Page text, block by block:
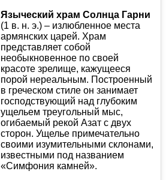
Языческий храм Солнца Гарни
(1 в. н. э.) – излюбленное места
армянских царей. Храм
представляет собой
необыкновенное по своей
красоте зрелище, кажущееся
порой нереальным. Построенный
в греческом стиле он занимает
господствующий над глубоким
ущельем треугольный мыс,
огибаемый рекой Азат с двух
сторон. Ущелье примечательно
своими изумительными склонами,
известными под названием
«Симфония камней».